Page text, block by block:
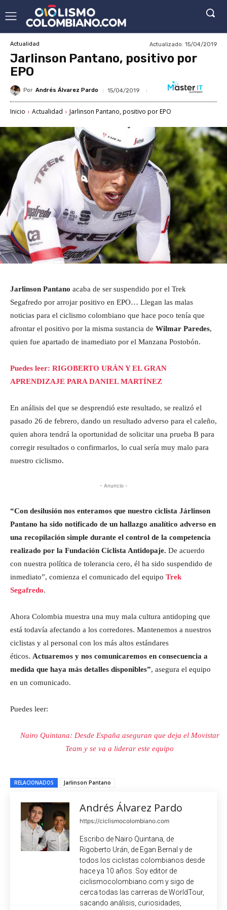
Actualidad Actualizado: 15/04/2019
Jarlinson Pantano, positivo por
EPO
Por Andrés Álvarez Pardo 15/04/2019
Inicio Actualidad Jarlinson Pantano, positivo por EPO
Jarlinson Pantano acaba de ser suspendido por el Trek
Segafredo por arrojar positivo en EPO… Llegan las malas
noticias para el ciclismo colombiano que hace poco tenía que
afrontar el positivo por la misma sustancia de Wilmar Paredes,
quien fue apartado de inamediato por el Manzana Postobón.
Puedes leer: RIGOBERTO URÁN Y EL GRAN
APRENDIZAJE PARA DANIEL MARTÍNEZ
En análisis del que se desprendió este resultado, se realizó el
pasado 26 de febrero, dando un resultado adverso para el caleño,
quien ahora tendrá la oportunidad de solicitar una prueba B para
corregir resultados o confirmarlos, lo cual sería muy malo para
nuestro ciclismo.
- Anuncio -
“Con desilusión nos enteramos que nuestro ciclista Járlinson
Pantano ha sido notificado de un hallazgo analítico adverso en
una recopilación simple durante el control de la competencia
realizado por la Fundación Ciclista Antidopaje. De acuerdo
con nuestra política de tolerancia cero, él ha sido suspendido de
inmediato”, comienza el comunicado del equipo Trek
Segafredo.
Ahora Colombia muestra una muy mala cultura antidoping que
está todavía afectando a los corredores. Mantenemos a nuestros
ciclistas y al personal con los más altos estándares
éticos. Actuaremos y nos comunicaremos en consecuencia a
medida que haya más detalles disponibles”, asegura el equipo
en un comunicado.
Puedes leer:
Nairo Quintana: Desde España aseguran que deja el Movistar
Team y se va a liderar este equipo
RELACIONADOS Jarlinson Pantano
Andrés Álvarez Pardo
https://ciclismocolombiano.com
Escribo de Nairo Quintana, de
Rigoberto Urán, de Egan Bernal y de
todos los ciclistas colombianos desde
hace ya 10 años. Soy editor de
ciclismocolombiano.com y sigo de
cerca todas las carreras de WorldTour,
sacando análisis, curiosidades,